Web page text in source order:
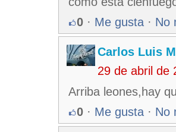
0 · Me gusta · No
Carlos Luis
29 de abril de
Arriba leones,hay
0 · Me gusta · No